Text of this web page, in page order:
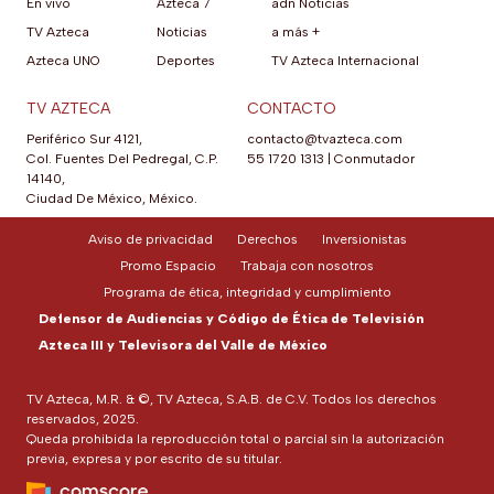
En vivo
TV Azteca
Azteca UNO
Azteca 7
Noticias
Deportes
adn Noticias
a más +
TV Azteca Internacional
TV AZTECA
Periférico Sur 4121,
Col. Fuentes Del Pedregal, C.P.
14140,
Ciudad De México, México.
CONTACTO
contacto@tvazteca.com
55 1720 1313
Conmutador
TV Azteca, M.R. & ©, TV Azteca, S.A.B. de C.V. Todos los derechos
reservados, 2025.
Queda prohibida la reproducción total o parcial sin la autorización
previa, expresa y por escrito de su titular.
Aviso de privacidad Derechos
Inversionistas
Promo Espacio
Trabaja con nosotros
Programa de ética, integridad y cumplimiento
Defensor de Audiencias y Código de Ética de Televisión
Azteca III y Televisora del Valle de México